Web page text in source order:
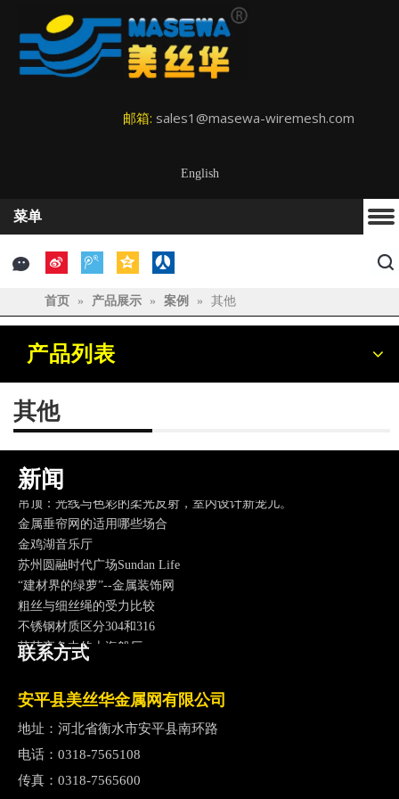
邮箱: sales1@masewa-wiremesh.com
English
菜单
首页 » 产品展示 » 案例 » 其他
产品列表
其他
新闻
午后时光------小故事
东京宮下公园
深圳中州南山万豪，最不像万豪的万豪
吊顶：光线与色彩的柔光反射，室内设计新宠儿。
金属垂帘网的适用哪些场合
金鸡湖音乐厅
苏州圆融时代广场Sundan Life
“建材界的绿萝”--金属装饰网
粗丝与细丝绳的受力比较
不锈钢材质区分304和316
茫茫夜色中的上海船厂
上海船厂不锈钢造型竣工
2017新年快乐，我们和你在一起
南京江苏大剧院
灵动的琴弦-虹口SOHO
雾霾红色预警
联系方式
安平县美丝华金属网有限公司
地址：河北省衡水市安平县南环路
电话： 0318-7565108
传真： 0318-7565600